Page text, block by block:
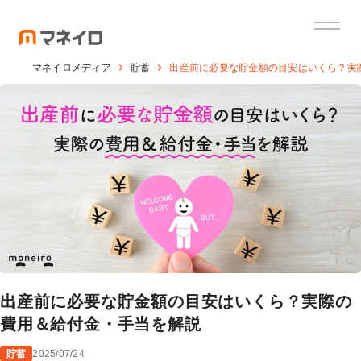
マネイロメディア 貯蓄 出産前に必要な貯金額の目安はいくら？
出産前に必要な貯金額の目安はいくら？実際の
費用＆給付金・手当を解説
貯蓄 2025/07/24